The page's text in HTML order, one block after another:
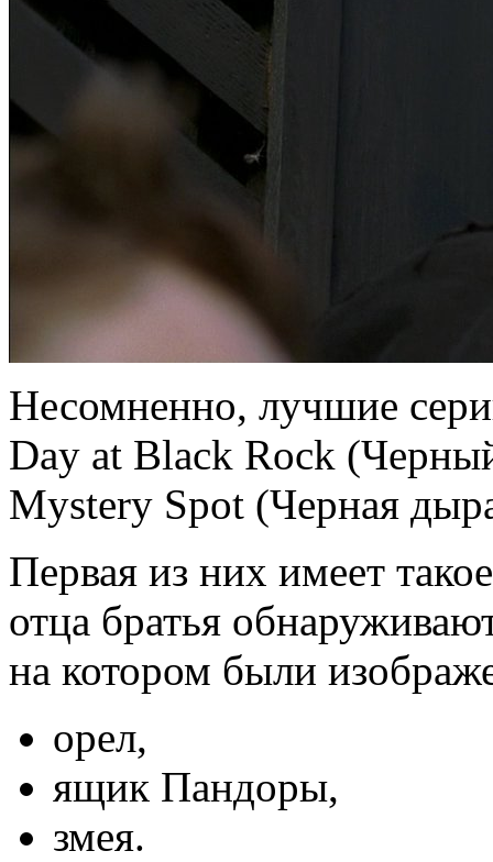
Несомненно, лучшие
Day at Black Rock
Mystery Spot (Черная
Первая из них имеет
отца братья
на котором были
орел,
ящик Пандоры,
змея.